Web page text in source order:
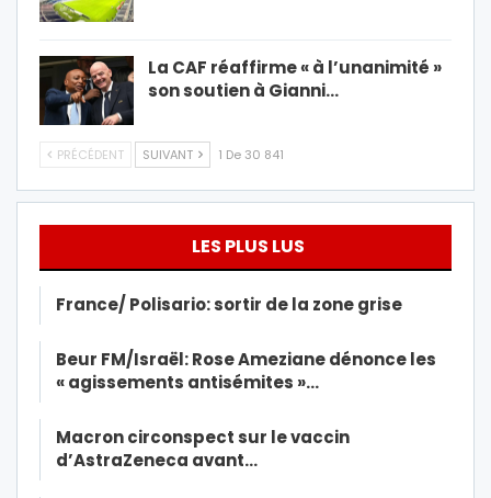
La CAF réaffirme « à l’unanimité »
son soutien à Gianni…
PRÉCÉDENT SUIVANT 1 De 30 841
LES PLUS LUS
France/ Polisario: sortir de la zone grise
Beur FM/Israël: Rose Ameziane dénonce les
« agissements antisémites »…
Macron circonspect sur le vaccin
d’AstraZeneca avant…